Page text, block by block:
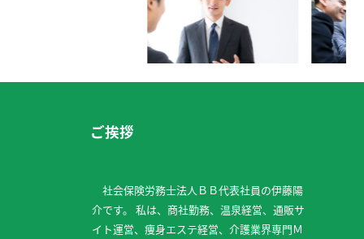
ご挨拶
社会保険労務士法人ＢＢ代表社員の伊藤陽
介です。 私は、商社勤務、温泉経営、通販サ
イト運営、痩身エステ経営、介護業界専門Ｍ